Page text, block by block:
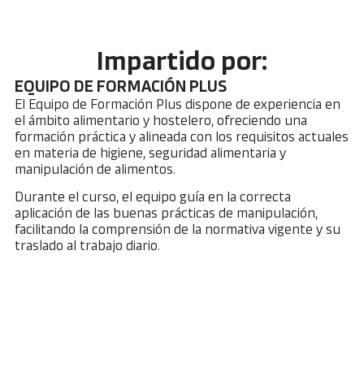
Impartido por:
EQUIPO DE FORMACIÓN PLUS
El Equipo de Formación Plus dispone de experiencia en
el ámbito alimentario y hostelero, ofreciendo una
formación práctica y alineada con los requisitos actuales
en materia de higiene, seguridad alimentaria y
manipulación de alimentos.
Durante el curso, el equipo guía en la correcta
aplicación de las buenas prácticas de manipulación,
facilitando la comprensión de la normativa vigente y su
traslado al trabajo diario.